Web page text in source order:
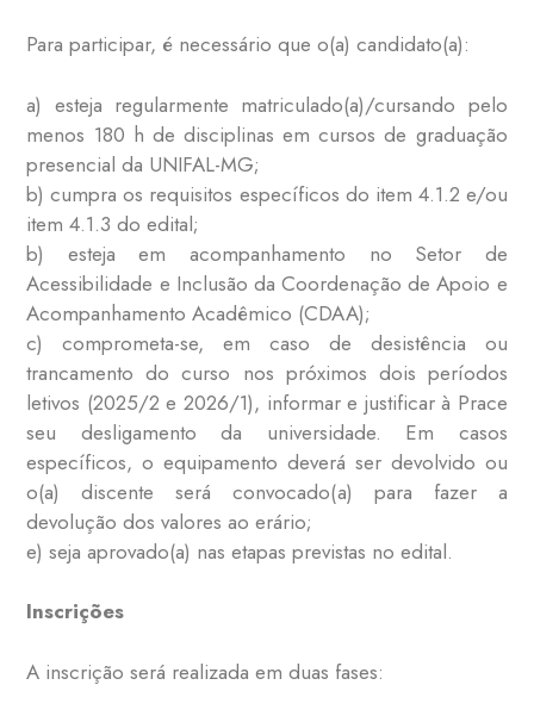
Para participar, é necessário que o(a) candidato(a):
a) esteja regularmente matriculado(a)/cursando pelo
menos 180 h de disciplinas em cursos de graduação
presencial da UNIFAL-MG;
b) cumpra os requisitos específicos do item 4.1.2 e/ou
item 4.1.3 do edital;
b) esteja em acompanhamento no Setor de
Acessibilidade e Inclusão da Coordenação de Apoio e
Acompanhamento Acadêmico (CDAA);
c) comprometa-se, em caso de desistência ou
trancamento do curso nos próximos dois períodos
letivos (2025/2 e 2026/1), informar e justificar à Prace
seu desligamento da universidade. Em casos
específicos, o equipamento deverá ser devolvido ou
o(a) discente será convocado(a) para fazer a
devolução dos valores ao erário;
e) seja aprovado(a) nas etapas previstas no edital.
Inscrições
A inscrição será realizada em duas fases: